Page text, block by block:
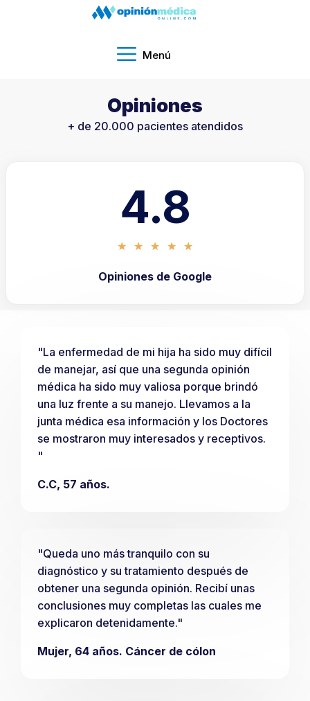
Menú
Opiniones​
+ de 20.000 pacientes atendidos​
4.8
★ ★ ★ ★ ★
Opiniones de Google
"La enfermedad de mi hija ha sido muy difícil
de manejar, así que una segunda opinión
médica ha sido muy valiosa porque brindó
una luz frente a su manejo. Llevamos a la
junta médica esa información y los Doctores
se mostraron muy interesados y receptivos.
"
C.C, 57 años.
"Queda uno más tranquilo con su
diagnóstico y su tratamiento después de
obtener una segunda opinión. Recibí unas
conclusiones muy completas las cuales me
explicaron detenidamente."
Mujer, 64 años. Cáncer de cólon